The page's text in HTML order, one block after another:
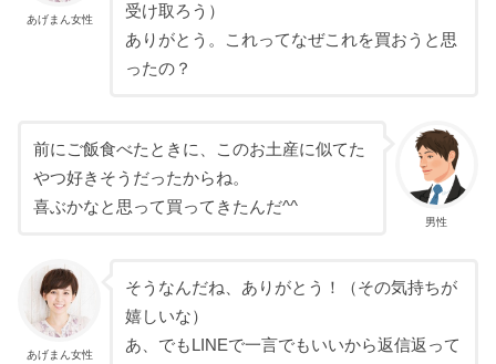
あげまん女性
受け取ろう）
ありがとう。これってなぜこれを買おうと思
ったの？
男性
前にご飯食べたときに、このお土産に似てた
やつ好きそうだったからね。
喜ぶかなと思って買ってきたんだ^^
あげまん女性
そうなんだね、ありがとう！（その気持ちが
嬉しいな）
あ、でもLINEで一言でもいいから返信返って